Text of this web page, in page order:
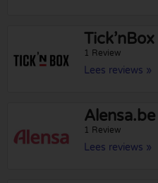
Tick’nBox
1 Review
Lees reviews »
Alensa.be
1 Review
Lees reviews »